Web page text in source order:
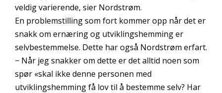
veldig varierende, sier Nordstrøm.
En problemstilling som fort kommer opp når det er
snakk om ernæring og utviklingshemming er
selvbestemmelse. Dette har også Nordstrøm erfart.
− Når jeg snakker om dette er det alltid noen som
spør «skal ikke denne personen med
utviklingshemming få lov til å bestemme selv? Har